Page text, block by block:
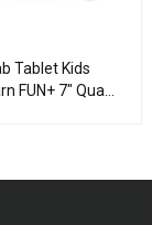
Tablet Kids
7" Quad-